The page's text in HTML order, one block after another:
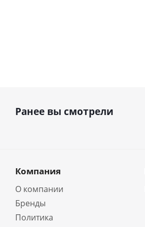
Ранее вы смотрели
Компания
О компании
Бренды
Политика